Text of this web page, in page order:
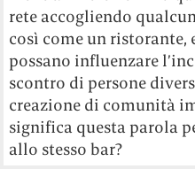
rete accogliendo
così come un ristorante,
possano influenzare
scontro di persone
creazione di comunità
significa questa parola
allo stesso bar?